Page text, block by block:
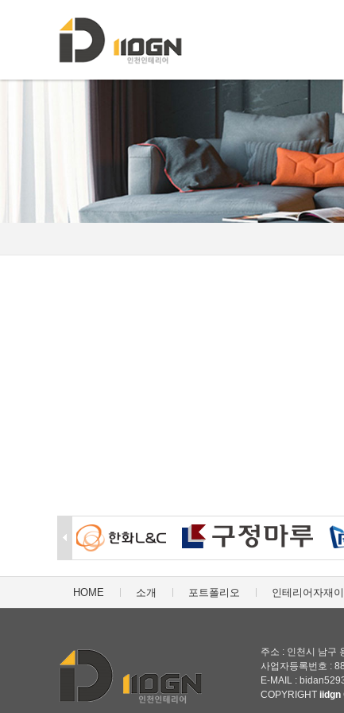
HOME 소개 포트폴리오 인테리어자재
주소 : 인천시 남구
사업자등록번호 :
E-MAIL :
COPYRIGHT iidgn
소개